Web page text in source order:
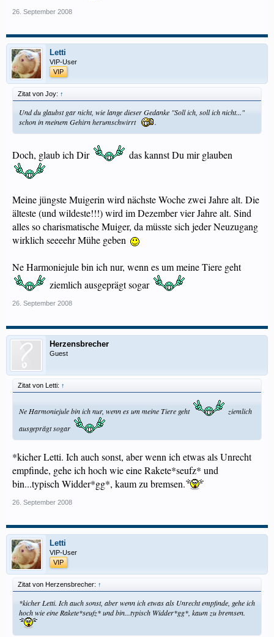
26. September 2008
Letti
VIP-User
VIP
Zitat von Joy: ↑
Und du glaubst gar nicht, wie lange dieser Gedanke "Soll ich, soll ich nicht..."
schon in meinem Gehirn herumschwirrt
.
Doch, glaub ich Dir das kannst Du mir glauben
Meine jüngste Muigerin wird nächste Woche zwei Jahre alt. Die
älteste (und wildeste!!!) wird im Dezember vier Jahre alt. Sind
alles so charismatische Muiger, da müsste sich jeder Neuzugang
wirklich seeeehr Mühe geben
Ne Harmoniejule bin ich nur, wenn es um meine Tiere geht
ziemlich ausgeprägt sogar
26. September 2008
Herzensbrecher
Guest
Zitat von Letti: ↑
Ne Harmoniejule bin ich nur, wenn es um meine Tiere geht
ziemlich
ausgeprägt sogar
*kicher Letti. Ich auch sonst, aber wenn ich etwas als Unrecht
empfinde, gehe ich hoch wie eine Rakete*seufz* und
bin...typisch Widder*gg*, kaum zu bremsen.
26. September 2008
Letti
VIP-User
VIP
Zitat von Herzensbrecher: ↑
*kicher Letti. Ich auch sonst, aber wenn ich etwas als Unrecht empfinde, gehe ich
hoch wie eine Rakete*seufz* und bin...typisch Widder*gg*, kaum zu bremsen.